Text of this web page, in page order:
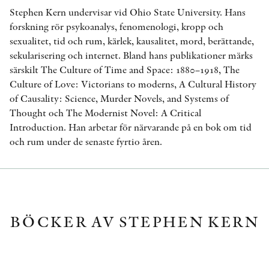
Stephen Kern undervisar vid Ohio State University. Hans
forskning rör psykoanalys, fenomenologi, kropp och
sexualitet, tid och rum, kärlek, kausalitet, mord, berättande,
sekularisering och internet. Bland hans publikationer märks
särskilt The Culture of Time and Space: 1880–1918, The
Culture of Love: Victorians to moderns, A Cultural History
of Causality: Science, Murder Novels, and Systems of
Thought och The Modernist Novel: A Critical
Introduction. Han arbetar för närvarande på en bok om tid
och rum under de senaste fyrtio åren.
BÖCKER AV STEPHEN KERN